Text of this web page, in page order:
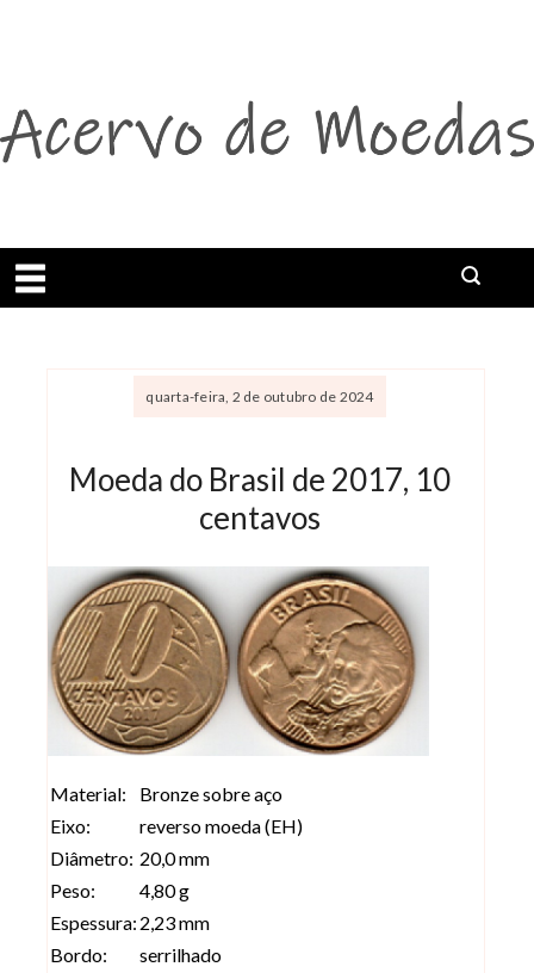
Abrir menu
Buscar
quarta-feira, 2 de outubro de 2024
Moeda do Brasil de 2017, 10
centavos
Material:
Eixo:
Diâmetro:
Peso:
Espessura:
Bordo:
Bronze sobre aço
reverso moeda (EH)
20,0 mm
4,80 g
2,23 mm
serrilhado